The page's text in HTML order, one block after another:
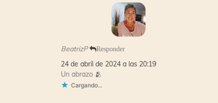
BeatrizP Responder
24 de abril de 2024 a las 20:19
Un abrazo 🫂
Cargando...